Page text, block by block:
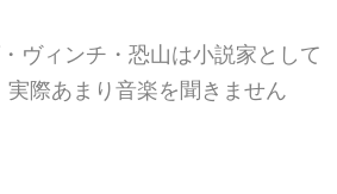
ヴィンチ・恐山は小説家として
実際あまり音楽を聞きません